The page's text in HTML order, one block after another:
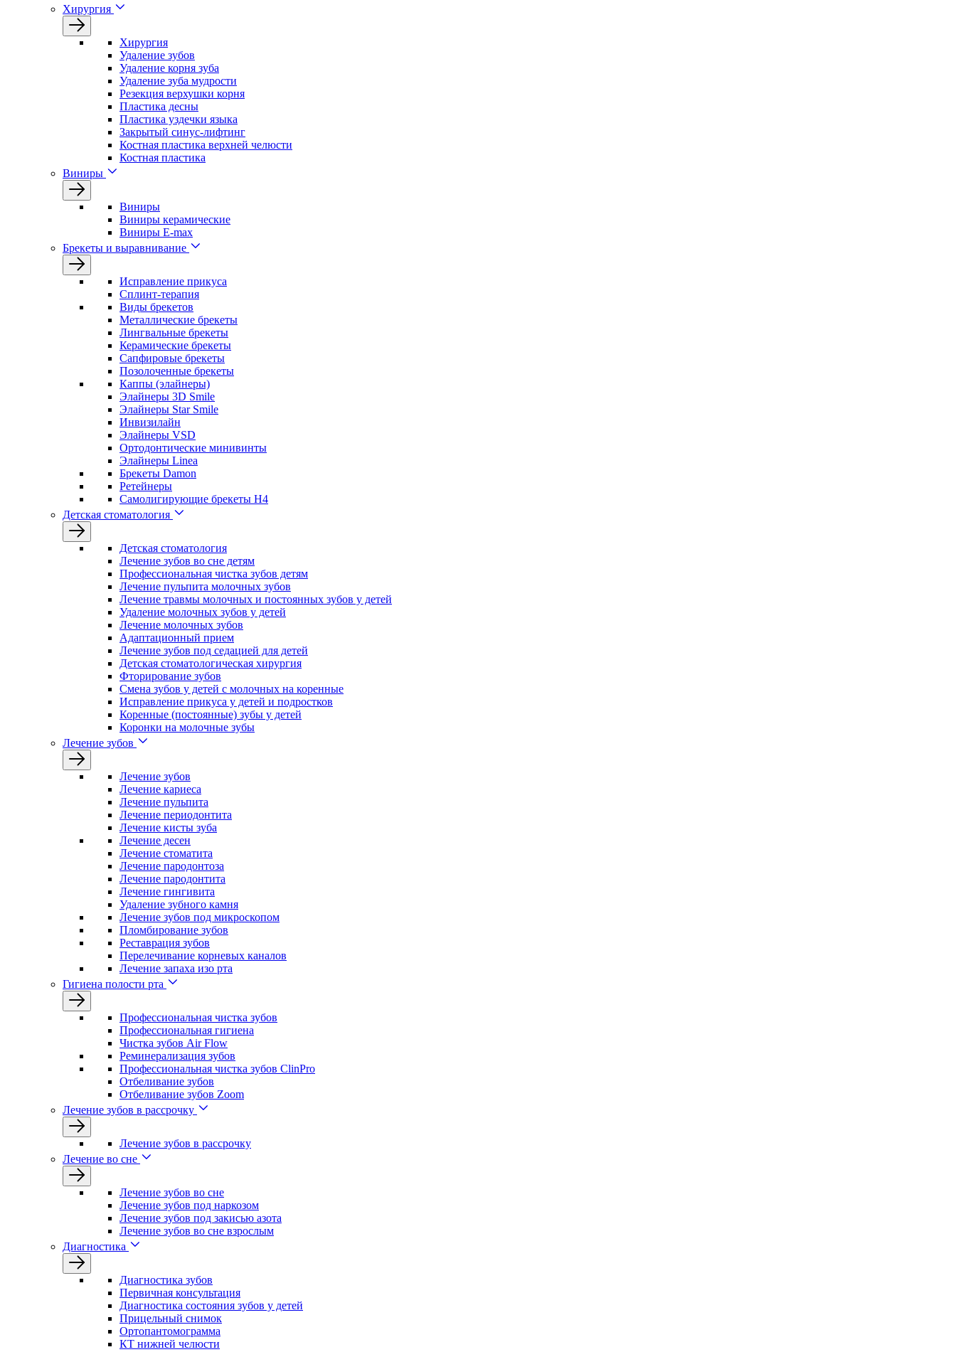
Хирургия
Хирургия
Удаление зубов
Удаление корня зуба
Удаление зуба мудрости
Резекция верхушки корня
Пластика десны
Пластика уздечки языка
Закрытый синус-лифтинг
Костная пластика верхней челюсти
Костная пластика
Виниры
Виниры
Виниры керамические
Виниры E-max
Брекеты и выравнивание
Исправление прикуса
Сплинт-терапия
Виды брекетов
Металлические брекеты
Лингвальные брекеты
Керамические брекеты
Сапфировые брекеты
Позолоченные брекеты
Каппы (элайнеры)
Элайнеры 3D Smile
Элайнеры Star Smile
Инвизилайн
Элайнеры VSD
Ортодонтические минивинты
Элайнеры Linea
Брекеты Damon
Ретейнеры
Самолигирующие брекеты H4
Детская стоматология
Детская стоматология
Лечение зубов во сне детям
Профессиональная чистка зубов детям
Лечение пульпита молочных зубов
Лечение травмы молочных и постоянных зубов у детей
Удаление молочных зубов у детей
Лечение молочных зубов
Адаптационный прием
Лечение зубов под седацией для детей
Детская стоматологическая хирургия
Фторирование зубов
Смена зубов у детей с молочных на коренные
Исправление прикуса у детей и подростков
Коренные (постоянные) зубы у детей
Коронки на молочные зубы
Лечение зубов
Лечение зyбов
Лечение кариеса
Лечение пульпита
Лечение периодонтита
Лечение кисты зуба
Лечение десен
Лечение стоматита
Лечение пародонтоза
Лечение пародонтита
Лечение гингивита
Удаление зубного камня
Лечение зубов под микроскопом
Пломбирование зубов
Реставрация зубов
Перелечивание корневых каналов
Лечение запаха изо рта
Гигиена полости рта
Профессиональная чистка зубов
Профессиональная гигиена
Чистка зубов Air Flow
Реминерализация зубов
Профессиональная чистка зубов ClinPro
Отбеливание зубов
Отбеливание зубов Zoom
Лечение зубов в рассрочку
Лечение зубов в рассрочку
Лечение во сне
Лечение зубов во сне
Лечение зубов под наркозом
Лечение зубов под закисью азота
Лечение зубов во сне взрослым
Диагностика
Диагностика зубов
Первичная консультация
Диагностика состояния зубов у детей
Прицельный снимок
Ортопантомограмма
КТ нижней челюсти